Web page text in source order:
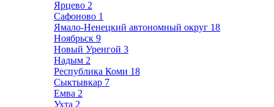
Ярцево 2
Сафоново 1
Ямало-Ненецкий автономный округ 18
Ноябрьск 9
Новый Уренгой 3
Надым 2
Республика Коми 18
Сыктывкар 7
Емва 2
Ухта 2